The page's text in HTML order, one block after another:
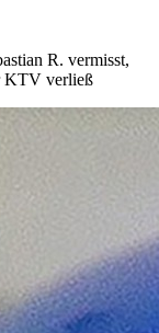
R. vermisst,
KTV verließ